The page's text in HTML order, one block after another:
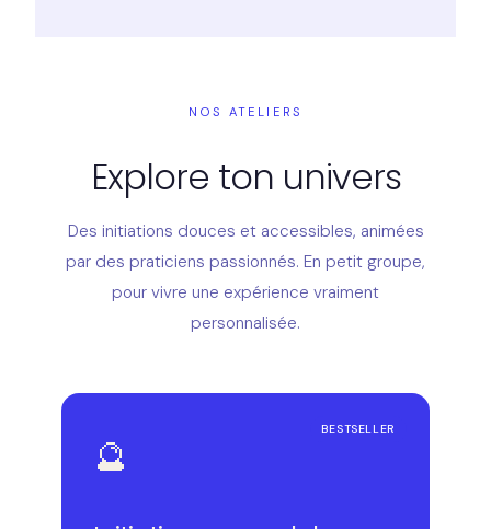
NOS ATELIERS
Explore ton univers
Des initiations douces et accessibles, animées
par des praticiens passionnés. En petit groupe,
pour vivre une expérience vraiment
personnalisée.
BESTSELLER
🔮